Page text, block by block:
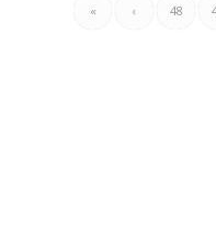
« ‹ 48